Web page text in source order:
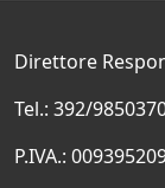
Direttore
Tel.: 392/
P.IVA.: